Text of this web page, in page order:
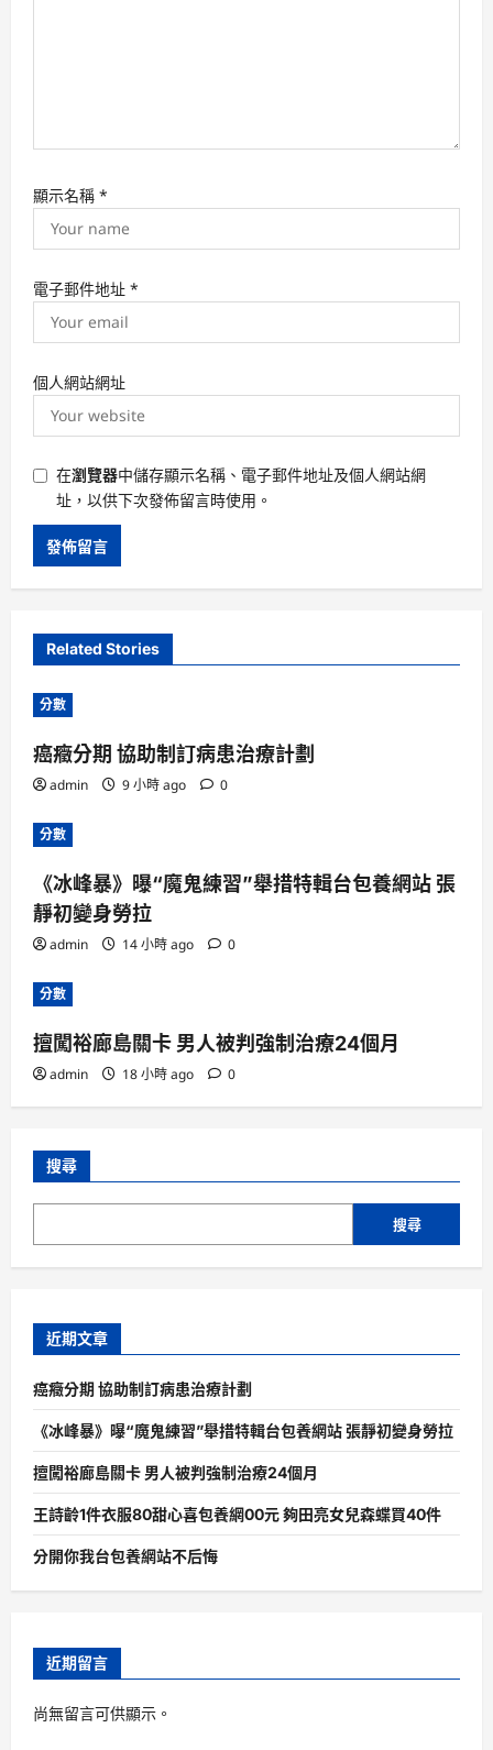
顯示名稱 *
電子郵件地址 *
個人網站網址
在瀏覽器中儲存顯示名稱、電子郵件地址及個人網站網
址，以供下次發佈留言時使用。
Related Stories
分數
癌癥分期 協助制訂病患治療計劃
admin 9 小時 ago 0
分數
《冰峰暴》曝“魔鬼練習”舉措特輯台包養網站 張
靜初變身勞拉
admin 14 小時 ago 0
分數
擅闖裕廊島關卡 男人被判強制治療24個月
admin 18 小時 ago 0
搜尋
搜尋
近期文章
癌癥分期 協助制訂病患治療計劃
《冰峰暴》曝“魔鬼練習”舉措特輯台包養網站 張靜初變身勞拉
擅闖裕廊島關卡 男人被判強制治療24個月
王詩齡1件衣服80甜心喜包養網00元 夠田亮女兒森蝶買40件
分開你我台包養網站不后悔
近期留言
尚無留言可供顯示。